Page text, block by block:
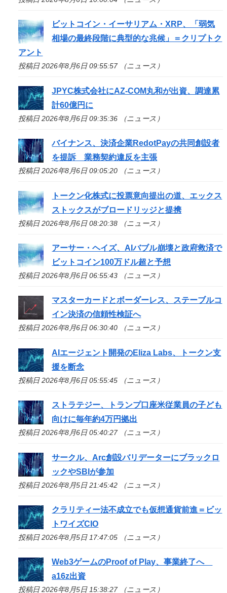
ビットコイン・イーサリアム・XRP、「弱気
相場の最終段階に典型的な兆候」＝クリプトク
アント
投稿日 2026年8月6日 09:55:57 （ニュース）
JPYC株式会社にAZ-COM丸和が出資、調達累
計60億円に
投稿日 2026年8月6日 09:35:36 （ニュース）
バイナンス、決済企業RedotPayの共同創設者
を提訴 業務契約違反を主張
投稿日 2026年8月6日 09:05:20 （ニュース）
トークン化株式に投票意向提出の道、エックス
ストックスがブロードリッジと提携
投稿日 2026年8月6日 08:20:38 （ニュース）
アーサー・ヘイズ、AIバブル崩壊と政府救済で
ビットコイン100万ドル超と予想
投稿日 2026年8月6日 06:55:43 （ニュース）
マスターカードとボーダーレス、ステーブルコ
イン決済の信頼性検証へ
投稿日 2026年8月6日 06:30:40 （ニュース）
AIエージェント開発のEliza Labs、トークン支
援を断念
投稿日 2026年8月6日 05:55:45 （ニュース）
ストラテジー、トランプ口座米従業員の子ども
向けに毎年約4万円拠出
投稿日 2026年8月6日 05:40:27 （ニュース）
サークル、Arc創設バリデーターにブラックロ
ックやSBIが参加
投稿日 2026年8月5日 21:45:42 （ニュース）
クラリティー法不成立でも仮想通貨前進＝ビッ
トワイズCIO
投稿日 2026年8月5日 17:47:05 （ニュース）
Web3ゲームのProof of Play、事業終了へ
a16z出資
投稿日 2026年8月5日 15:38:27 （ニュース）